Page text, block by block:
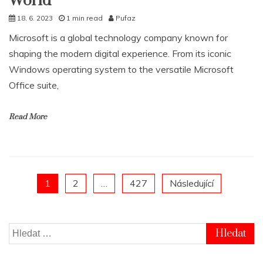
18. 6. 2023 1 min read Pufaz
Microsoft is a global technology company known for
shaping the modern digital experience. From its iconic
Windows operating system to the versatile Microsoft
Office suite,
Read More
Posts
pagination
1 2 427 Následující
Vyhledávání